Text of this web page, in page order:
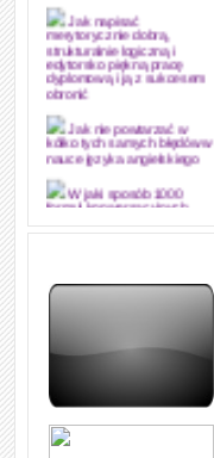
Jak napisać
merytorycznie dobrą,
strukturalnie logiczną i
edytorsko piękną pracę
dyplomową i ją z sukcesem
obronić
Jak nie powtarzać w
kółko tych samych błędów w
nauce języka angielskiego
W jaki sposób 1000
pozwoli Ci opanować język
zapamiętasz
zrozumiale wytłumaczył, na
(reported speech) w języku
angielskim